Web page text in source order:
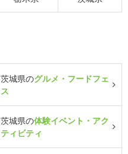
茨城県のグルメ・フードフェ
ス
茨城県の体験イベント・アク
ティビティ